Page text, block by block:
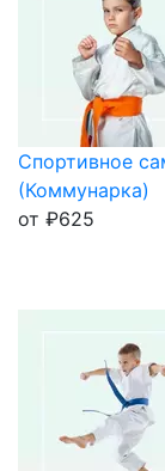
Спортивное
(Коммунарка)
от ₽625